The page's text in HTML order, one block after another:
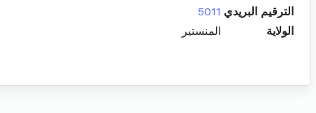
الترقيم البريدي 5011
الولاية
المنستير